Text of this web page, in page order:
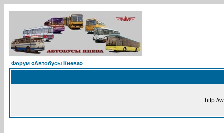
Форум «Автобусы Киева»
http://